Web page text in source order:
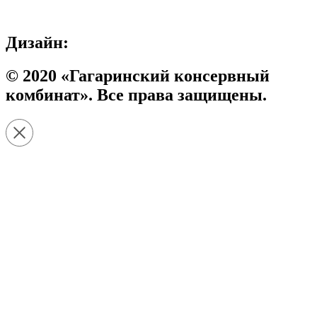
Дизайн:
© 2020 «Гагаринский консервный
комбинат». Все права защищены.